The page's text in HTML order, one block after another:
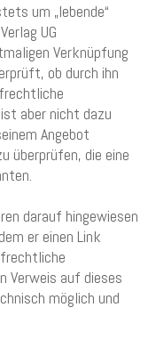
um „lebende“
UG
Verknüpfung
ob durch ihn
aber nicht dazu
Angebot
überprüfen, die eine
darauf hingewiesen
er einen Link
Verweis auf dieses
möglich und